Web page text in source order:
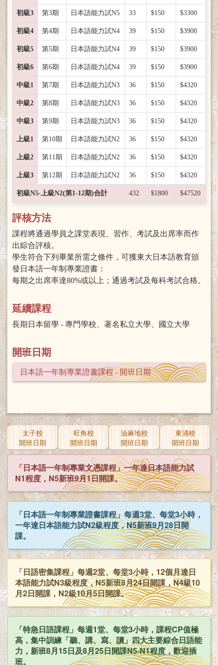
初級3 第3期 日本語能力試N5 33 $150 $3300
初級4 第4期 日本語能力試N4 39 $150 $3900
初級5 第5期 日本語能力試N4 39 $150 $3900
初級6 第6期 日本語能力試N4 39 $150 $3900
中級1 第7期 日本語能力試N3 36 $150 $4320
中級2 第8期 日本語能力試N3 36 $150 $4320
中級3 第9期 日本語能力試N3 36 $150 $4320
上級1 第10期 日本語能力試N2 36 $150 $4320
上級2 第11期 日本語能力試N2 36 $150 $4320
上級3 第12期 日本語能力試N2 36 $150 $4320
初級N5-上級N2(第1-12期)合計 432 $1800 $47520
評核方法
課程將通過學員之課堂表現、習作、考試及出席率而作
出綜合評核。
學生符合下列畢業所需之條件，可獲東大日本語教育頒
發日本語一年制專業證書：
每期之出席率達80%或以上；通過考試及每科考試合格。
延續課程
長期日本留學 - 專門學校、著名私立大學、國立大學
開班日期
日本語一年制專業證書課程 - 開班日期
太子校
開班日期
旺角校
開班日期
油麻地校
開班日期
東涌校
開班日期
「日本語一年制專業文憑課程」一年達日本語能力試
N1程度，N5新班9月1日開課。
「日本語一年制專業證書課程」每週3堂、每堂3小時，
一年達日本語能力試N2級程度，N5新班9月28日開
課。
「日語密集課程」每週2堂、每堂3小時，12個月達日
本語能力試N3級程度，N5新班8月24日開課，N4級10
月2日開課，N2級10月5日開課。
「特急日語課程」每週1堂、每堂3小時，課程CP值極
高，集中訓練「聽、講、寫、讀」四大主要綜合日語能
力，新班8月15日及8月25日開課N5-N1程度，歡迎插
班。